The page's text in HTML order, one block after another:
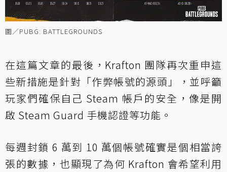
圖／PUBG: BATTLEGROUNDS
在這篇文章的最後，Krafton 團隊再次重申這
些新措施是針對「作弊帳號的源頭」，並呼籲
玩家們確保自己 Steam 帳戶的安全，像是開
啟 Steam Guard 手機認證等功能。
每週封鎖 6 萬到 10 萬個帳號確實是個相當誇
張的數據，也顯現了為何 Krafton 會希望利用